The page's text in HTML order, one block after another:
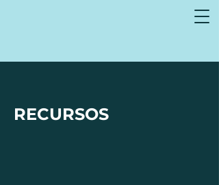
RECURSOS